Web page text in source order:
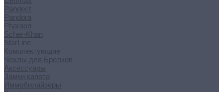
Pandect
Pandora
Pharaon
Scher-Khan
StarLine
Комплектующие
Чехлы для Брелков
Аксессуары
Замки капота
Иммобилайзеры